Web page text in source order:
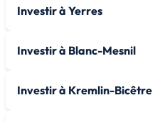
Investir à Yerres
Investir à Blanc-Mesnil
Investir à Kremlin-Bicêtre